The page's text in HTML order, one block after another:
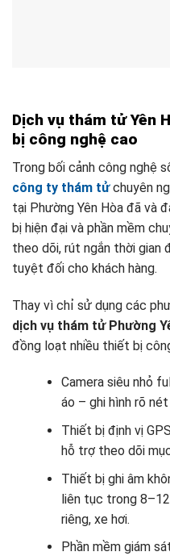
Dịch vụ thám tử Yên
bị công nghệ cao
Trong bối cảnh công nghệ
công ty thám tửchuyên
tại Phường Yên Hòa đã và
bị hiện đại và phần mềm
theo dõi, rút ngắn thời gian
tuyệt đối cho khách hàng.
Thay vì chỉ sử dụng các
dịch vụ thám tử Phường
đồng loạt nhiều thiết bị
Camera siêu nhỏ
áo – ghi hình rõ
Thiết bị định vị
hỗ trợ theo dõi
Thiết bị ghi âm
liên tục trong
riêng, xe hơi.
Phần mềm giám